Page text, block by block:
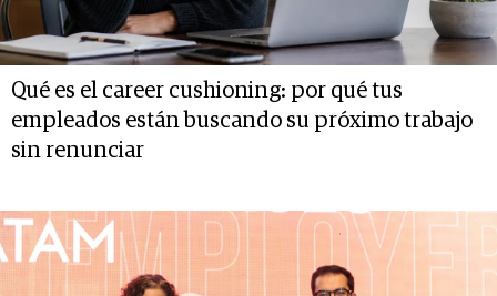
Qué es el career cushioning: por qué tus
empleados están buscando su próximo trabajo
sin renunciar